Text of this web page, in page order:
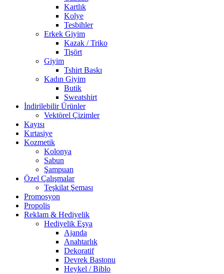
Kartlık
Kolye
Tesbihler
Erkek Giyim
Kazak / Triko
Tişört
Giyim
Tshirt Baskı
Kadın Giyim
Butik
Sweatshirt
İndirilebilir Ürünler
Vektörel Çizimler
Kayısı
Kırtasiye
Kozmetik
Kolonya
Sabun
Şampuan
Özel Çalışmalar
Teşkilat Şeması
Promosyon
Propolis
Reklam & Hediyelik
Hediyelik Eşya
Ajanda
Anahtarlık
Dekoratif
Devrek Bastonu
Heykel / Biblo